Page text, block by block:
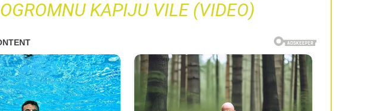
OGROMNU KAPIJU VILE (VIDEO)